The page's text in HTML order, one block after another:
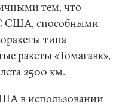
тем, что
США, способными
типа
ракеты «Томагавк»,
2500 км.
в использовании